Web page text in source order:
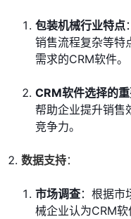
包装机械行业特点
销售流程复杂等特
需求的CRM软件。
CRM软件选择的
帮助企业提升销售
竞争力。
数据支持：
市场调查：根据市
械企业认为CRM软